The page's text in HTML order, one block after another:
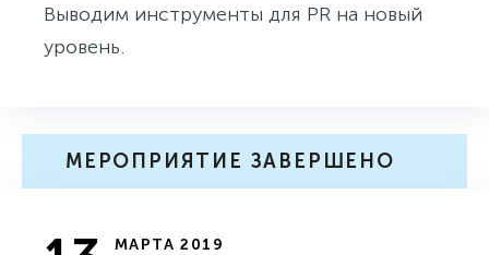
Выводим инструменты для PR на новый
уровень.
МЕРОПРИЯТИЕ ЗАВЕРШЕНО
МАРТА 2019